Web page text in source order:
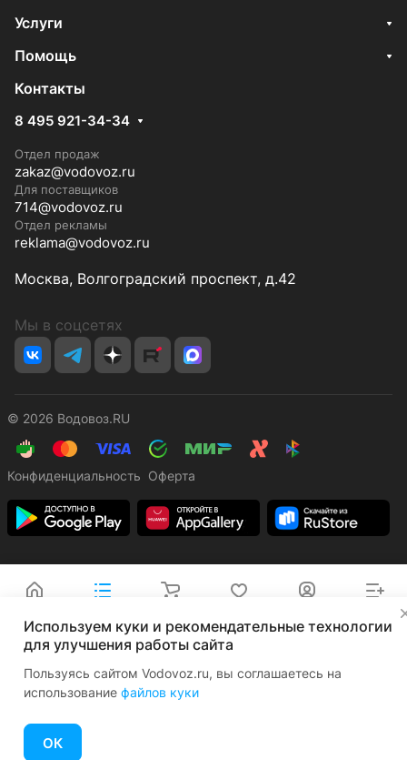
Услуги
Помощь
Контакты
8 495 921-34-34
Отдел продаж
zakaz@vodovoz.ru
Для поставщиков
714@vodovoz.ru
Отдел рекламы
reklama@vodovoz.ru
Москва, Волгоградский проспект, д.42
Мы в соцсетях
© 2026 Водовоз.RU
Конфиденциальность Оферта
Используем куки и рекомендательные технологии
для улучшения работы сайта
Пользуясь сайтом Vodovoz.ru, вы соглашаетесь на
использование файлов куки
ОК